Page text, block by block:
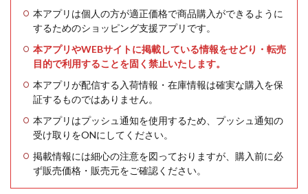
本アプリは個人の方が適正価格で商品購入ができるように
するためのショッピング支援アプリです。
本アプリやWEBサイトに掲載している情報をせどり・転売
目的で利用することを固く禁止いたします。
本アプリが配信する入荷情報・在庫情報は確実な購入を保
証するものではありません。
本アプリはプッシュ通知を使用するため、プッシュ通知の
受け取りをONにしてください。
掲載情報には細心の注意を図っておりますが、購入前に必
ず販売価格・販売元をご確認ください。